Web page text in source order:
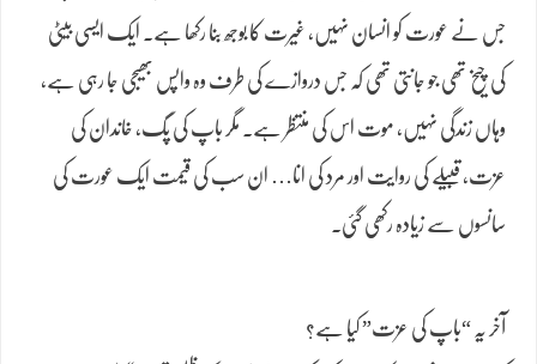
جس نے عورت کو انسان نہیں، غیرت کا بوجھ بنا رکھا ہے۔ ایک ایسی بیٹی
کی چیخ تھی جو جانتی تھی کہ جس دروازے کی طرف وہ واپس بھیجی جا رہی ہے،
وہاں زندگی نہیں، موت اس کی منتظر ہے۔ مگر باپ کی پگ، خاندان کی
عزت، قبیلے کی روایت اور مرد کی انا… ان سب کی قیمت ایک عورت کی
سانسوں سے زیادہ رکھی گئی۔
آخر یہ “باپ کی عزت” کیا ہے؟